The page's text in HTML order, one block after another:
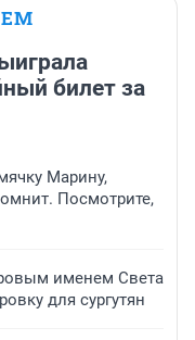
билет за
Марину,
Посмотрите,
именем Света
для сургутян